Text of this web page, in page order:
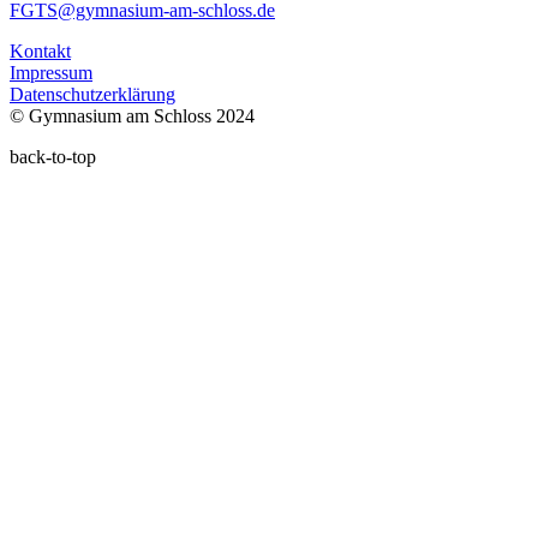
FGTS@gymnasium-am-schloss.de
Kontakt
Impressum
Datenschutzerklärung
© Gymnasium am Schloss 2024
back-to-top